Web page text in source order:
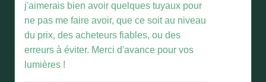
j'aimerais bien avoir quelques tuyaux pour
ne pas me faire avoir, que ce soit au niveau
du prix, des acheteurs fiables, ou des
erreurs à éviter. Merci d'avance pour vos
lumières !